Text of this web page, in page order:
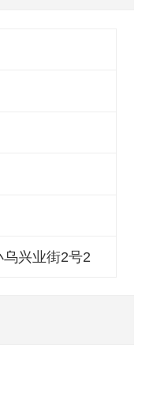
兴业街2号2